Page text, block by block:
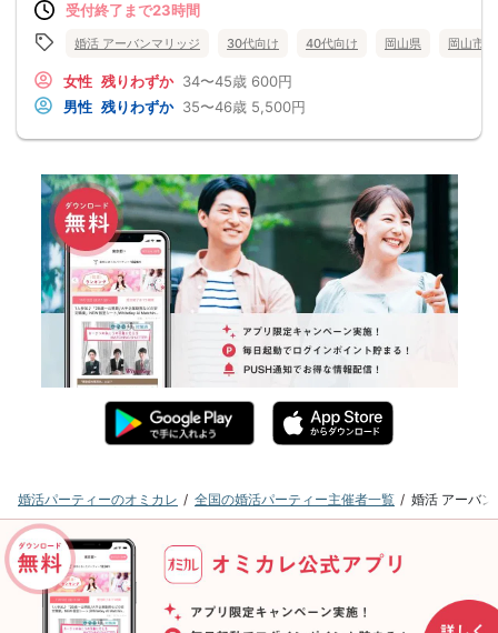
受付終了まで23時間
婚活 アーバンマリッジ 30代向け 40代向け 岡山県 岡山市
女性 残りわずか 34〜45歳 600円
男性 残りわずか 35〜46歳 5,500円
婚活パーティーのオミカレ 全国の婚活パーティー主催者一覧 婚活 アーバ